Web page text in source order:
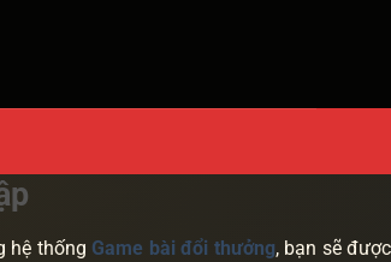
hệ thống Game bài đổi thưởng, bạn sẽ được